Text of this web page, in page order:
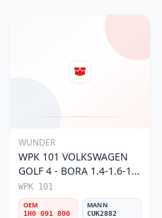
WUNDER
WPK 101 VOLKSWAGEN
GOLF 4 - BORA 1.4-1.6-1.8
POLO III KARBONLU 1H0
091 800 Polen Filtresi
WPK 101
OEM
1H0 091 800
MANN
CUK2882